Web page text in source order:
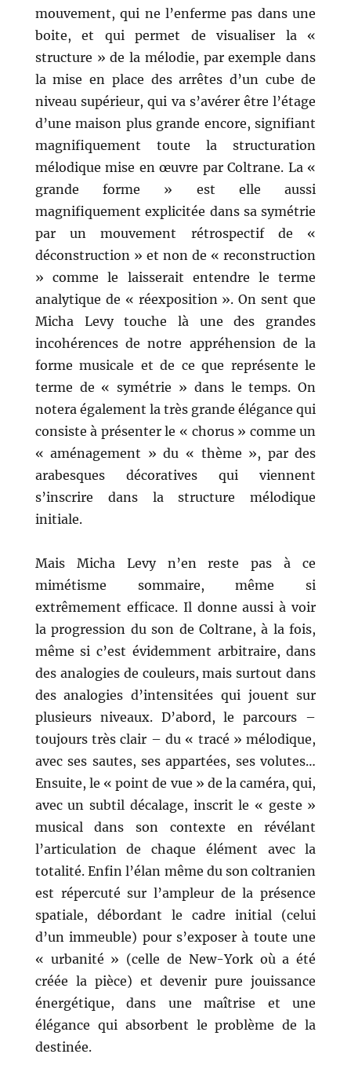
mouvement, qui ne l’enferme pas dans une
boite, et qui permet de visualiser la «
structure » de la mélodie, par exemple dans
la mise en place des arrêtes d’un cube de
niveau supérieur, qui va s’avérer être l’étage
d’une maison plus grande encore, signifiant
magnifiquement toute la structuration
mélodique mise en œuvre par Coltrane. La «
grande forme » est elle aussi
magnifiquement explicitée dans sa symétrie
par un mouvement rétrospectif de «
déconstruction » et non de « reconstruction
» comme le laisserait entendre le terme
analytique de « réexposition ». On sent que
Micha Levy touche là une des grandes
incohérences de notre appréhension de la
forme musicale et de ce que représente le
terme de « symétrie » dans le temps. On
notera également la très grande élégance qui
consiste à présenter le « chorus » comme un
« aménagement » du « thème », par des
arabesques décoratives qui viennent
s’inscrire dans la structure mélodique
initiale.
Mais Micha Levy n’en reste pas à ce
mimétisme sommaire, même si
extrêmement efficace. Il donne aussi à voir
la progression du son de Coltrane, à la fois,
même si c’est évidemment arbitraire, dans
des analogies de couleurs, mais surtout dans
des analogies d’intensitées qui jouent sur
plusieurs niveaux. D’abord, le parcours –
toujours très clair – du « tracé » mélodique,
avec ses sautes, ses appartées, ses volutes…
Ensuite, le « point de vue » de la caméra, qui,
avec un subtil décalage, inscrit le « geste »
musical dans son contexte en révélant
l’articulation de chaque élément avec la
totalité. Enfin l’élan même du son coltranien
est répercuté sur l’ampleur de la présence
spatiale, débordant le cadre initial (celui
d’un immeuble) pour s’exposer à toute une
« urbanité » (celle de New-York où a été
créée la pièce) et devenir pure jouissance
énergétique, dans une maîtrise et une
élégance qui absorbent le problème de la
destinée.